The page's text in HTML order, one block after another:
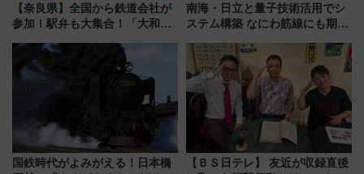
【奈良県】全国から鉄道会社が
参加！駅弁も大集合！「大和鉄
に開催決定
南海・日立と量子技術活用でシ
ステム構築 なにわ筋線にも期待
国鉄時代がよみがえる！日本橋
【ＢＳ日テレ】 友近が収録直後